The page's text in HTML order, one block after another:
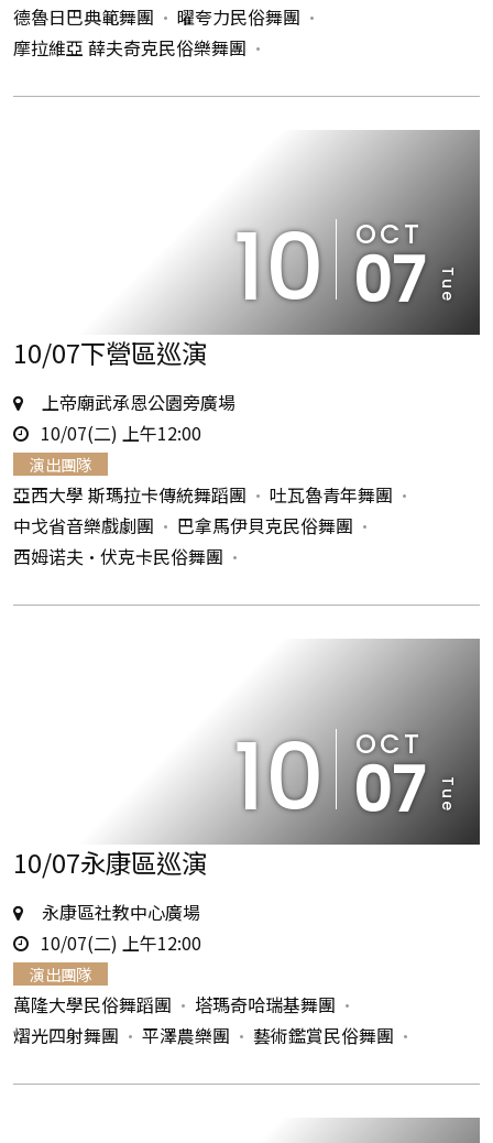
德魯日巴典範舞團
曜夸力民俗舞團
摩拉維亞 薛夫奇克民俗樂舞團
10 OCT
07 Tue
10/07下營區巡演
地
點
上帝廟武承恩公園旁廣場
時
間
10/07(二) 上午12:00
演出團隊
亞西大學 斯瑪拉卡傳統舞蹈團
吐瓦魯青年舞團
中戈省音樂戲劇團
巴拿馬伊貝克民俗舞團
西姆诺夫•伏克卡民俗舞團
10 OCT
07 Tue
10/07永康區巡演
地
點
永康區社教中心廣場
時
間
10/07(二) 上午12:00
演出團隊
萬隆大學民俗舞蹈團
塔瑪奇哈瑞基舞團
熠光四射舞團
平澤農樂團 藝術鑑賞民俗舞團